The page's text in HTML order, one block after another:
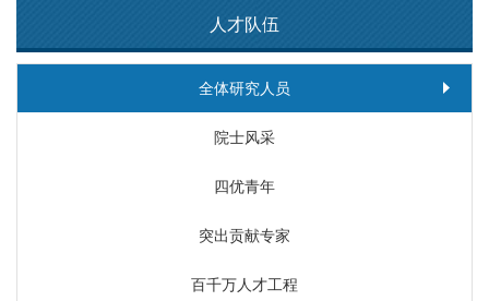
人才队伍
全体研究人员
院士风采
四优青年
突出贡献专家
百千万人才工程